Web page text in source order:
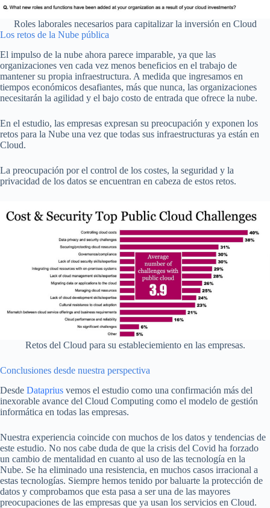
Roles laborales necesarios para capitalizar la inversión en Cloud
Los retos de la Nube pública
El impulso de la nube ahora parece imparable, ya que las
organizaciones ven cada vez menos beneficios en el trabajo de
mantener su propia infraestructura. A medida que ingresamos en
tiempos económicos desafiantes, más que nunca, las organizaciones
necesitarán la agilidad y el bajo costo de entrada que ofrece la nube.
En el estudio, las empresas expresan su preocupación y exponen los
retos para la Nube una vez que todas sus infraestructuras ya están en
Cloud.
La preocupación por el control de los costes, la seguridad y la
privacidad de los datos se encuentran en cabeza de estos retos.
Retos del Cloud para su estableciemiento en las empresas.
Conclusiones desde nuestra perspectiva
Desde Dataprius vemos el estudio como una confirmación más del
inexorable avance del Cloud Computing como el modelo de gestión
informática en todas las empresas.
Nuestra experiencia coincide con muchos de los datos y tendencias de
este estudio. No nos cabe duda de que la crisis del Covid ha forzado
un cambio de mentalidad en cuanto al uso de las tecnología en la
Nube. Se ha eliminado una resistencia, en muchos casos irracional a
estas tecnologías. Siempre hemos tenido por baluarte la protección de
datos y comprobamos que esta pasa a ser una de las mayores
preocupaciones de las empresas que ya usan los servicios en Cloud.